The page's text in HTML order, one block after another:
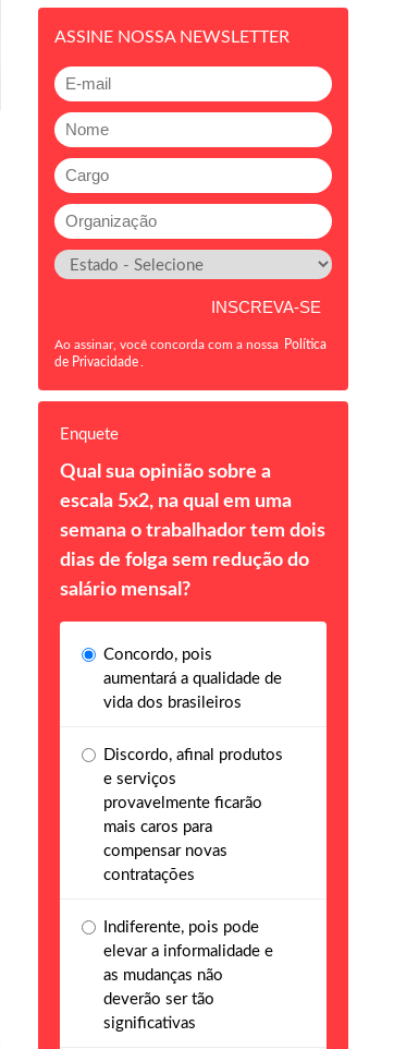
ASSINE NOSSA NEWSLETTER
Ao assinar, você concorda com a nossa Política
de Privacidade
Enquete
Qual sua opinião sobre a
escala 5x2, na qual em uma
semana o trabalhador tem dois
dias de folga sem redução do
salário mensal?
Concordo, pois
aumentará a qualidade de
vida dos brasileiros
Discordo, afinal produtos
e serviços
provavelmente ficarão
mais caros para
compensar novas
contratações
Indiferente, pois pode
elevar a informalidade e
as mudanças não
deverão ser tão
significativas